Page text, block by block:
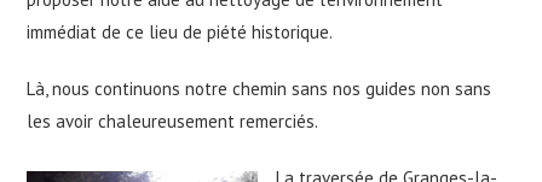
immédiat de ce lieu de piété historique.
Là, nous continuons notre chemin sans nos guides non sans
les avoir chaleureusement remerciés.